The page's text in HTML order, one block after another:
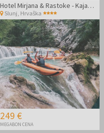
Hotel Mirjana & Rastoke - Kajakaštvo po čudoviti reki Mrežnici
Slunj Hrvaška
249 €
MEGABON CENA